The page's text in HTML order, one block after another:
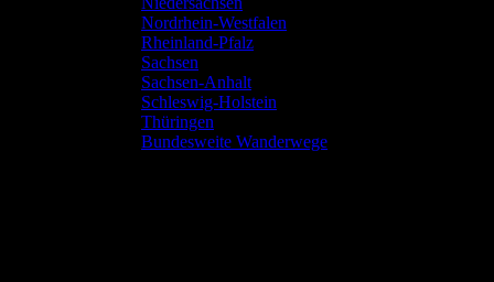
Nordrhein-Westfalen
Rheinland-Pfalz
Sachsen
Sachsen-Anhalt
Schleswig-Holstein
Thüringen
Bundesweite Wanderwege